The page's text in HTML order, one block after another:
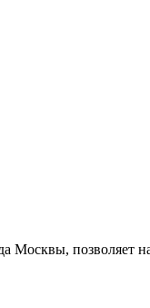
Москвы, позволяет